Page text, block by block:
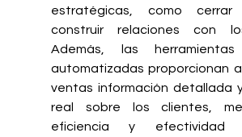
estratégicas, como
construir relaciones con
Además, las
automatizadas proporcionan
ventas información detallada
real sobre los clientes,
eficiencia y